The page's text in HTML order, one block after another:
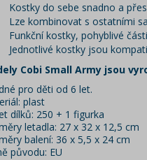
Kostky do sebe snadno a
Lze kombinovat s ostatními
Funkční kostky, pohyblivé
Jednotlivé kostky jsou
Cobi Small Army jsou
pro děti od 6 let.
plast
dílků: 250 + 1 figurka
letadla: 27 x 32 x 12,5 cm
balení: 36 x 5,5 x 24 cm
původu: EU